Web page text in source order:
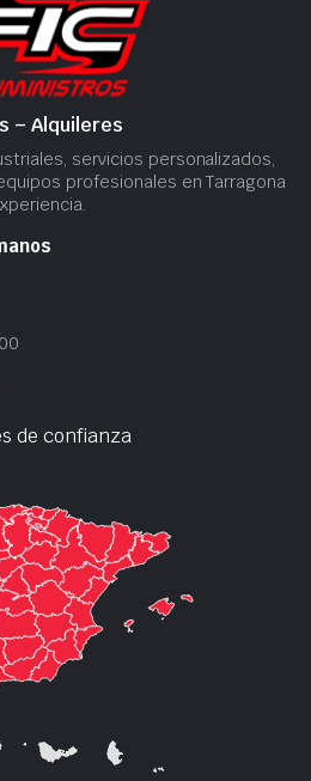
– Alquileres
servicios personalizados,
profesionales en Tarragona
de confianza